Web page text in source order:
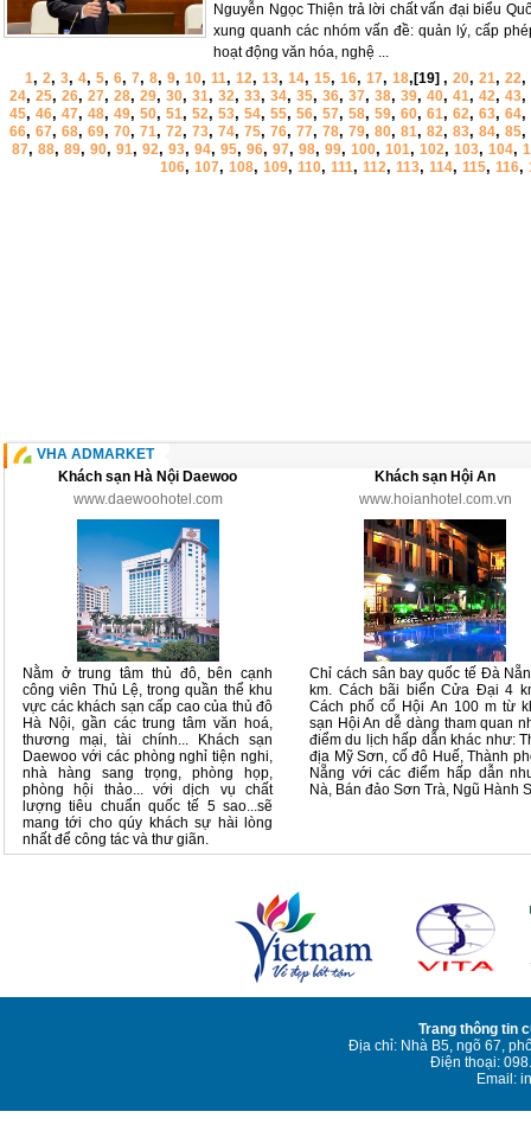
Nguyễn Ngọc Thiện trả lời chất vấn đại biểu
xung quanh các nhóm vấn đề: quản lý, cấp
hoạt động văn hóa, nghệ ...
1, 2, 3, 4, 5, 6, 7, 8, 9, 10, 11, 12, 13, 14, 15, 16, 17, 18, [19] , 20, 21, 22,
24, 25, 26, 27, 28, 29, 30, 31, 32, 33, 34, 35, 36, 37, 38, 39, 40, 41, 42, 43,
45, 46, 47, 48, 49, 50, 51, 52, 53, 54, 55, 56, 57, 58, 59, 60, 61, 62, 63, 64,
66, 67, 68, 69, 70, 71, 72, 73, 74, 75, 76, 77, 78, 79, 80, 81, 82, 83, 84, 85,
87, 88, 89, 90, 91, 92, 93, 94, 95, 96, 97, 98, 99, 100, 101, 102, 103, 104,
106, 107, 108, 109, 110, 111, 112, 113, 114, 115, 116,
VHA ADMARKET
Khách sạn Hà Nội Daewoo
www.daewoohotel.com
Nằm ở trung tâm thủ đô, bên cạnh
công viên Thủ Lệ, trong quần thể khu
vực các khách sạn cấp cao của thủ đô
Hà Nội, gần các trung tâm văn hoá,
thương mại, tài chính... Khách sạn
Daewoo với các phòng nghỉ tiện nghi,
nhà hàng sang trọng, phòng họp,
phòng hội thảo... với dịch vụ chất
lượng tiêu chuẩn quốc tế 5 sao...sẽ
mang tới cho qúy khách sự hài lòng
nhất để công tác và thư giãn.
Khách sạn Hội An
www.hoianhotel.com.vn
Chỉ cách sân bay quốc tế Đà
km. Cách bãi biển Cửa Đại 4
Cách phố cổ Hội An 100 m từ
sạn Hội An dễ dàng tham quan
điểm du lịch hấp dẫn khác như:
địa Mỹ Sơn, cố đô Huế, Thành
Nẵng với các điểm hấp dẫn
Nà, Bán đảo Sơn Trà, Ngũ Hành
Trang thông tin
Địa chỉ: Nhà B5, ngõ 67,
Điện thoại:
Email: